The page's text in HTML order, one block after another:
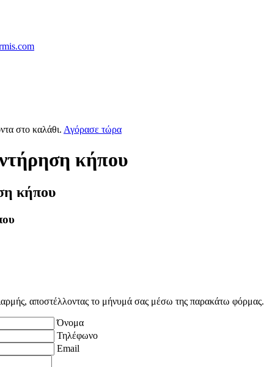
στο καλάθι. Αγόρασε τώρα
κήπου
κήπου
αποστέλλοντας το μήνυμά σας μέσω της παρακάτω φόρμας.
Όνομα
Τηλέφωνο
Email